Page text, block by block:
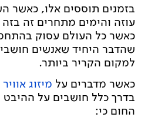
בזמנים תוססים אלו, כאשר
עוזה והימים מתחרים זה
כאשר כל העולם עסוק
שהדבר היחיד שאנשים
למקום הקריר ביותר.
כאשר מדברים על מיזוג אוויר
בדרך כלל חושבים על ההיבט
החום כי: